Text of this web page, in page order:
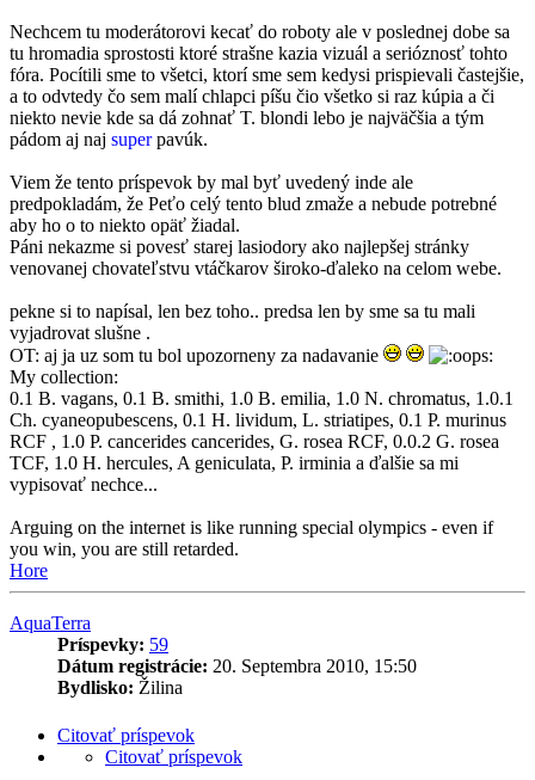
Nechcem tu moderátorovi kecať do roboty ale v poslednej dobe sa
tu hromadia sprostosti ktoré strašne kazia vizuál a serióznosť tohto
fóra. Pocítili sme to všetci, ktorí sme sem kedysi prispievali častejšie,
a to odvtedy čo sem malí chlapci píšu čio všetko si raz kúpia a či
niekto nevie kde sa dá zohnať T. blondi lebo je najväčšia a tým
pádom aj naj superpavúk.
Viem že tento príspevok by mal byť uvedený inde ale
predpokladám, že Peťo celý tento blud zmaže a nebude potrebné
aby ho o to niekto opäť žiadal.
Páni nekazme si povesť starej lasiodory ako najlepšej stránky
venovanej chovateľstvu vtáčkarov široko-ďaleko na celom webe.
pekne si to napísal, len bez toho.. predsa len by sme sa tu mali
vyjadrovat slušne .
OT: aj ja uz som tu bol upozorneny za nadavanie
My collection:
0.1 B. vagans, 0.1 B. smithi, 1.0 B. emilia, 1.0 N. chromatus, 1.0.1
Ch. cyaneopubescens, 0.1 H. lividum, L. striatipes, 0.1 P. murinus
RCF , 1.0 P. cancerides cancerides, G. rosea RCF, 0.0.2 G. rosea
TCF, 1.0 H. hercules, A geniculata, P. irminia a ďalšie sa mi
vypisovať nechce...
Arguing on the internet is like running special olympics - even if
you win, you are still retarded.
Hore
AquaTerra
Príspevky: 59
Dátum registrácie: 20. Septembra 2010, 15:50
Bydlisko: Žilina
Citovať príspevok
Citovať príspevok